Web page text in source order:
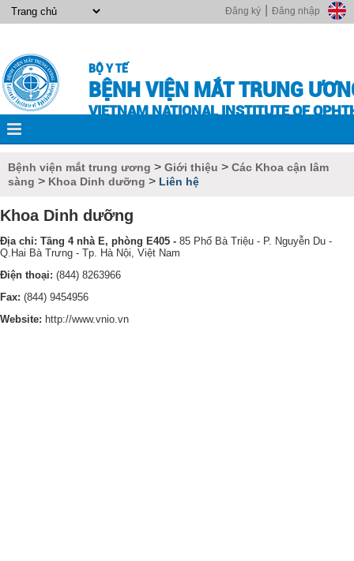
Đăng nhập
Đăng ký
BỘ Y TẾ
BỆNH VIỆN MẮT TRUNG
VIETNAM NATIONAL INSTITUTE OF
Bệnh viện mắt trung ương > Giới thiệu > Các Khoa cận lâm
sàng > Khoa Dinh dưỡng > Liên hệ
Khoa Dinh dưỡng
Địa chỉ: Tầng 4 nhà E, phòng E405 - 85 Phố Bà Triệu - P. Nguyễn Du -
Q.Hai Bà Trưng - Tp. Hà Nội, Việt Nam
Điện thoại: (844) 8263966
Fax: (844) 9454956
Website: http://www.vnio.vn